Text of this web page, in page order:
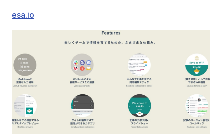
esa.io